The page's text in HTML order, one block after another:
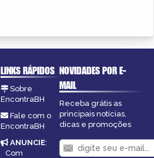
LINKS RÁPIDOS
Sobre
EncontraBH
Fale com o
EncontraBH
ANUNCIE:
Com
NOVIDADES POR E-
MAIL
Receba grátis as
principais notícias,
dicas e promoções